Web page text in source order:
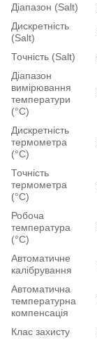
Діапазон (Salt)
Дискретність
(Salt)
Точність (Salt)
Діапазон
вимірювання
температури
(°C)
Дискретність
термометра
(°C)
Точність
термометра
(°C)
Робоча
температура
(°C)
Автоматичне
калібрування
Автоматична
температурна
компенсація
Клас захисту